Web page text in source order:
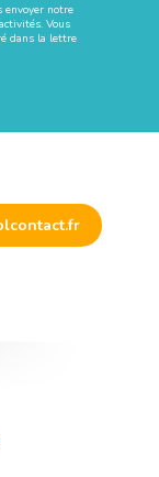
envoyer notre
Vous
dans la lettre